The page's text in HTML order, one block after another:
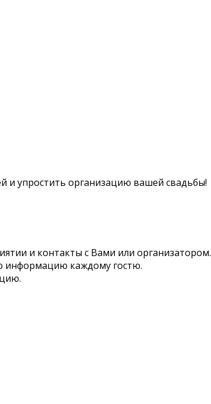
и упростить организацию вашей свадьбы!
и контакты с Вами или организатором.
информацию каждому гостю.